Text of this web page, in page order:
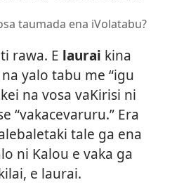
taumada ena iVolatabu?
rawa. E laurai kina
yalo tabu me “igu
na vosa vaKirisi ni
“vakacevaruru.” Era
tale ga ena
ni Kalou e vaka ga
e laurai.